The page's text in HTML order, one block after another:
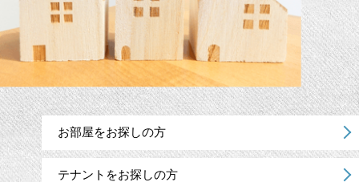
お部屋をお探しの方
テナントをお探しの方